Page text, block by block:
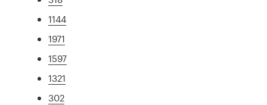
1144
1971
1597
1321
302